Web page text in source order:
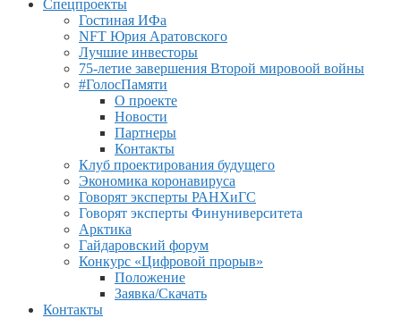
Спецпроекты
Гостиная ИФа
NFT Юрия Аратовского
Лучшие инвесторы
75-летие завершения Второй мировоой войны
#ГолосПамяти
О проекте
Новости
Партнеры
Контакты
Клуб проектирования будущего
Экономика коронавируса
Говорят эксперты РАНХиГС
Говорят эксперты Финуниверситета
Арктика
Гайдаровский форум
Конкурс «Цифровой прорыв»
Положение
Заявка/Скачать
Контакты